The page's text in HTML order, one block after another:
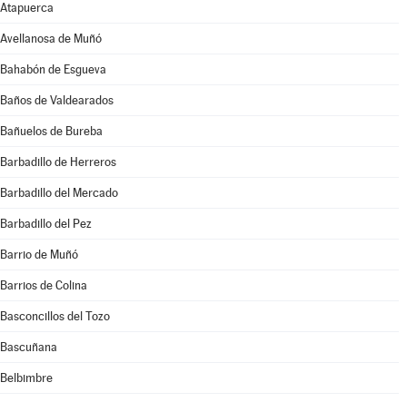
Atapuerca
Avellanosa de Muñó
Bahabón de Esgueva
Baños de Valdearados
Bañuelos de Bureba
Barbadillo de Herreros
Barbadillo del Mercado
Barbadillo del Pez
Barrio de Muñó
Barrios de Colina
Basconcillos del Tozo
Bascuñana
Belbimbre